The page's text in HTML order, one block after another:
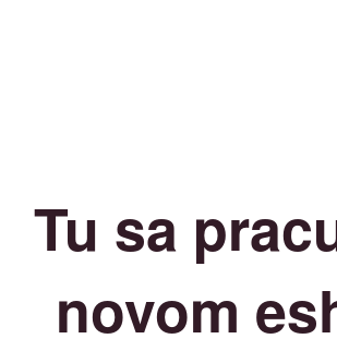
Tu sa
novom